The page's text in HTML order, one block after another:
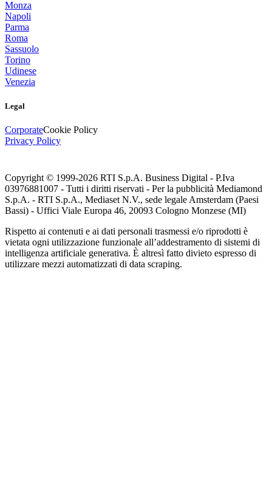
Monza
Napoli
Parma
Roma
Sassuolo
Torino
Udinese
Venezia
Legal
CorporateCookie Policy
Privacy Policy
Copyright © 1999-2026 RTI S.p.A. Business Digital - P.Iva
03976881007 - Tutti i diritti riservati - Per la pubblicità Mediamond
S.p.A. - RTI S.p.A., Mediaset N.V., sede legale Amsterdam (Paesi
Bassi) - Uffici Viale Europa 46, 20093 Cologno Monzese (MI)
Rispetto ai contenuti e ai dati personali trasmessi e/o riprodotti è
vietata ogni utilizzazione funzionale all’addestramento di sistemi di
intelligenza artificiale generativa. È altresì fatto divieto espresso di
utilizzare mezzi automatizzati di data scraping.